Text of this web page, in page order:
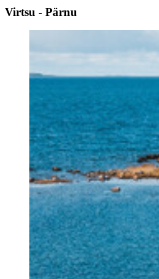
Virtsu - Pärnu